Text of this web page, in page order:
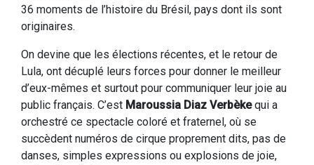
36 moments de l’histoire du Brésil, pays dont ils sont
originaires.
On devine que les élections récentes, et le retour de
Lula, ont décuplé leurs forces pour donner le meilleur
d’eux-mêmes et surtout pour communiquer leur joie au
public français. C’est Maroussia Diaz Verbèkequi a
orchestré ce spectacle coloré et fraternel, où se
succèdent numéros de cirque proprement dits, pas de
danses, simples expressions ou explosions de joie,